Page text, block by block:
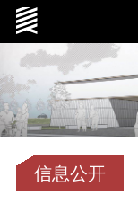
信息公开